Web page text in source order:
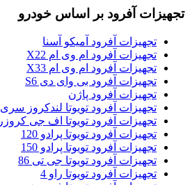
تجهیزات آفرود بر اساس خودرو
تجهیزات آفرود آمیکو آسنا
تجهیزات آفرود ام وی ام X22
تجهیزات آفرود ام وی ام X33
تجهیزات آفرود بی وای دی S6
تجهیزات آفرود پاژن
تجهیزات آفرود تویوتا لندکروز سری 80
تجهیزات آفرود تویوتا اف جی کروزر
تجهیزات آفرود تویوتا پرادو 120
تجهیزات آفرود تویوتا پرادو 150
تجهیزات آفرود تویوتا جی تی 86
تجهیزات آفرود تویوتا راو 4